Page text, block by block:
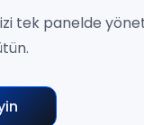
tek panelde